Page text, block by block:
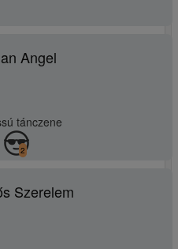
Angel
tánczene
2
Szerelem